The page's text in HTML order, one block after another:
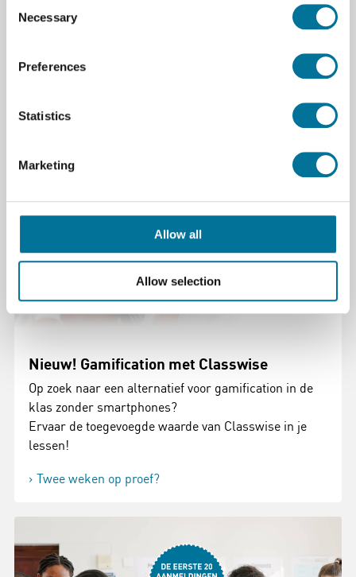
Selection
Necessary
Preferences
Statistics
Marketing
Allow all
Allow selection
City of the Future | Maker's Red Box | 12
Lees verder
Nieuw! Gamification met Classwise
Op zoek naar een alternatief voor gamification in de
klas zonder smartphones?
Ervaar de toegevoegde waarde van Classwise in je
lessen!
Twee weken op proef?